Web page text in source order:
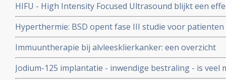
HIFU - High Intensity Focused Ultrasound blijkt een
alvleesklierkanker. HIFU gebruikt gerichte hitte om
vernietigen, en er is minimale schade aan het lichaam.
Hyperthermie: BSD opent fase III studie voor
wordt uitgevoerd met chemo - cisplatin met
copy 1
Immuuntherapie bij alvleesklierkanker: een overzicht
Jodium-125 implantatie - inwendige bestraling - is veel